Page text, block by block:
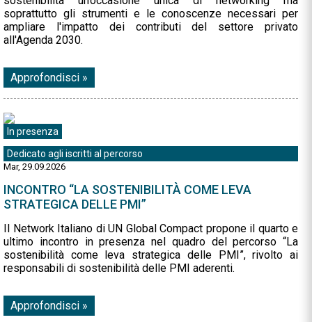
soprattutto gli strumenti e le conoscenze necessari per
ampliare l'impatto dei contributi del settore privato
all'Agenda 2030.
Approfondisci »
Mar, 29.09.2026
INCONTRO “LA SOSTENIBILITÀ COME LEVA
STRATEGICA DELLE PMI”
Il Network Italiano di UN Global Compact propone il quarto e
ultimo incontro in presenza nel quadro del percorso “La
sostenibilità come leva strategica delle PMI”, rivolto ai
responsabili di sostenibilità delle PMI aderenti.
Approfondisci »
In presenza
Dedicato agli iscritti al percorso